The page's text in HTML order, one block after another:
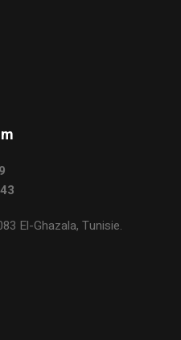
El-Ghazala, Tunisie.